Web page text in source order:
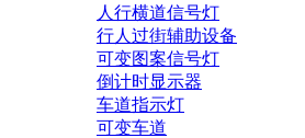
人行横道信号灯
行人过街辅助设备
可变图案信号灯
倒计时显示器
车道指示灯
可变车道